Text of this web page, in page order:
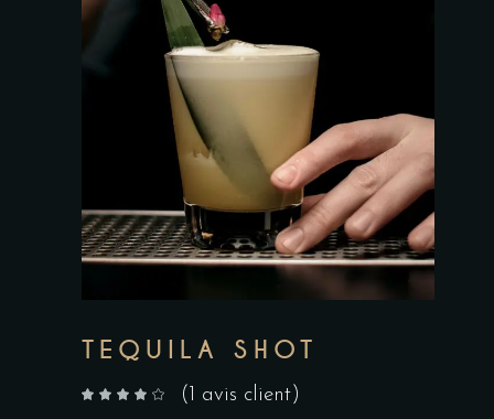
TEQUILA SHOT
( 1 avis client)